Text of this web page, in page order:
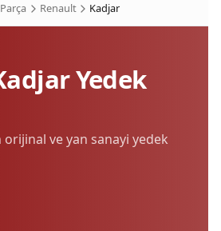
Renault Kadjar
Yedek
orijinal ve yan sanayi yedek